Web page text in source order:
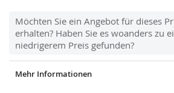
Möchten Sie ein Angebot für dieses
erhalten? Haben Sie es woanders zu
niedrigerem Preis gefunden?
Mehr Informationen